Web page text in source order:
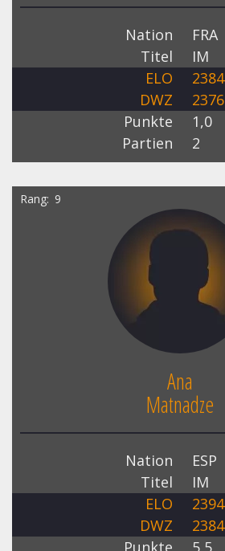
Nation
FRA
Titel
IM
ELO
2384
DWZ
2376
Punkte
1,0
Partien
2
Rang 9
Ana
Matnadze
Nation
ESP
Titel
IM
ELO
2394
DWZ
2384